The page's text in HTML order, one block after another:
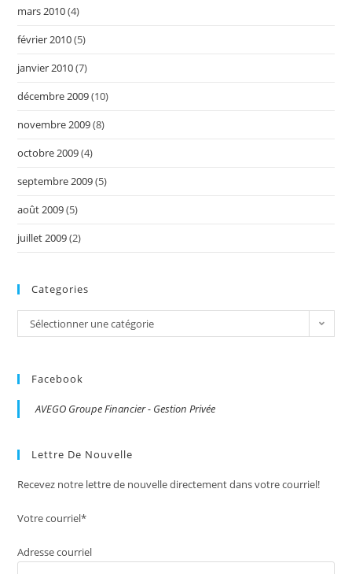
mars 2010(4)
février 2010(5)
janvier 2010(7)
décembre 2009(10)
novembre 2009(8)
octobre 2009(4)
septembre 2009(5)
août 2009(5)
juillet 2009(2)
Categories
Categories
Sélectionner une catégorie
Facebook
AVEGO Groupe Financier - Gestion Privée
Lettre De Nouvelle
Recevez notre lettre de nouvelle directement dans votre courriel!
Votre courriel*
Adresse courriel